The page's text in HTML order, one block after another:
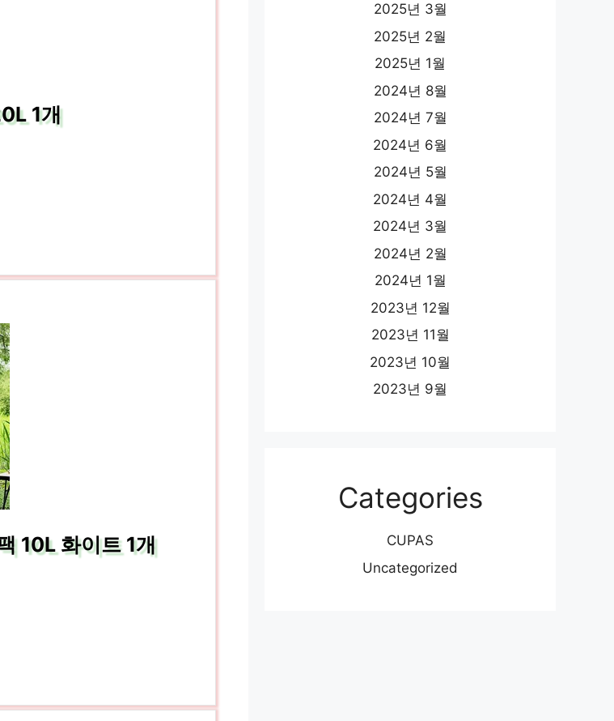
1개
10L 화이트 1개
2025년 3월
2025년 2월
2025년 1월
2024년 8월
2024년 7월
2024년 6월
2024년 5월
2024년 4월
2024년 3월
2024년 2월
2024년 1월
2023년 12월
2023년 11월
2023년 10월
2023년 9월
Categories
CUPAS
Uncategorized